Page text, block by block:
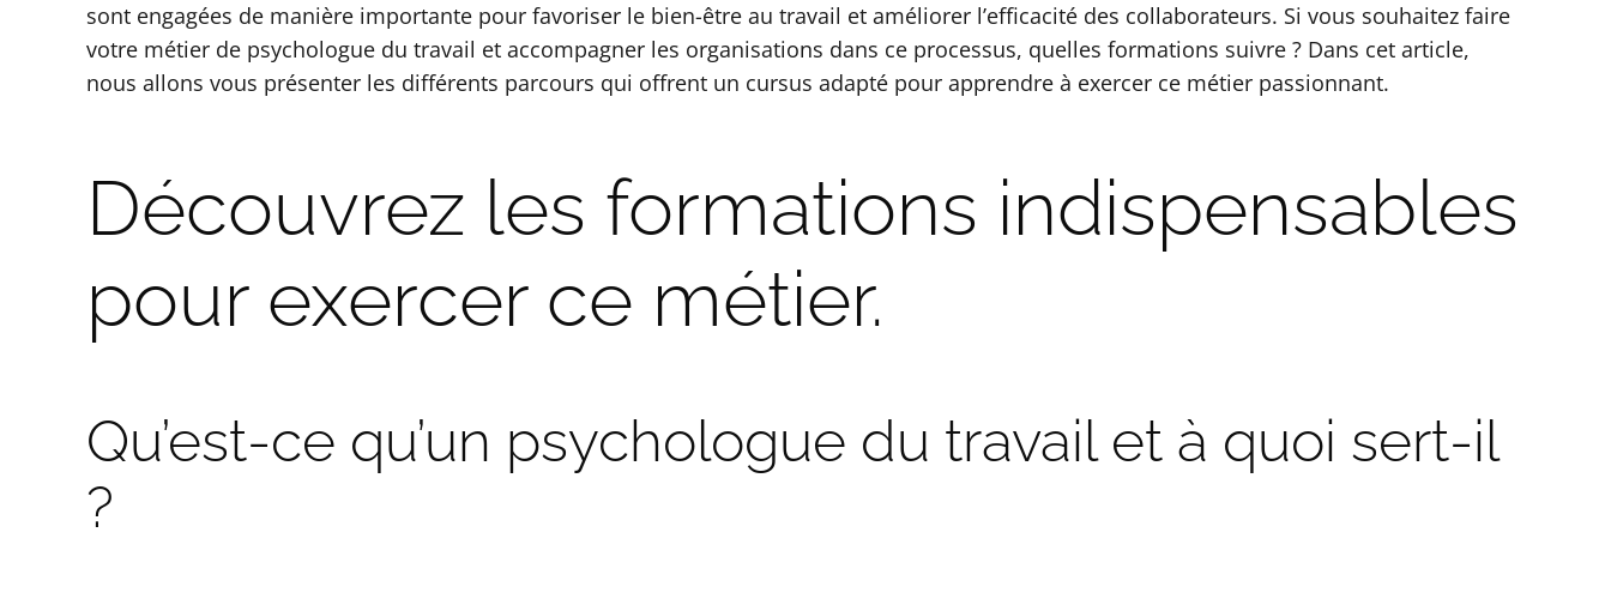
sont engagées de manière importante pour favoriser le bien-être au travail et améliorer l’efficacité des collaborateurs. Si vous souhaitez faire
votre métier de psychologue du travail et accompagner les organisations dans ce processus, quelles formations suivre ? Dans cet article,
nous allons vous présenter les différents parcours qui offrent un cursus adapté pour apprendre à exercer ce métier passionnant.
Découvrez les formations indispensables
pour exercer ce métier.
Qu’est-ce qu’un psychologue du travail et à quoi sert-il
?